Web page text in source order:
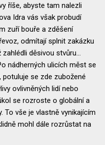
říše, abyste tam nalezli
Idra vás však probudí
zuří bouře a zděšení
odmítají splnit zakázku
děsivou stvůru...
nádherných ulicích měst se
se zde zubožené
ovlivněných lidí nebo
se rozroste o globální a
To vše je vlastně vynikajícím
mohl dále rozrůstat na